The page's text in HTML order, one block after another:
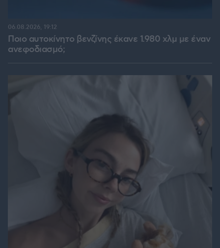
Ποιο αυτοκίνητο βενζίνης έκανε 1.980 χλμ με έναν
ανεφοδιασμό;
06.08.2026, 19:12